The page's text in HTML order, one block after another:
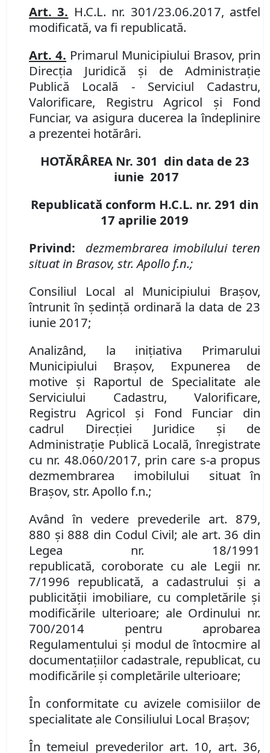
Art. 3. H.C.L. nr. 301/23.06.2017, astfel
modificată, va fi republicată.
Art. 4. Primarul Municipiului Brasov, prin
Direcţia Juridică şi de Administraţie
Publică Locală - Serviciul Cadastru,
Valorificare, Registru Agricol şi Fond
Funciar, va asigura ducerea la îndeplinire
a prezentei hotărâri.
HOTĂRÂREA Nr. 301 din data de 23
iunie 2017
Republicată conform H.C.L. nr. 291 din
17 aprilie 2019
Privind: dezmembrarea imobilului teren
situat in Brasov, str. Apollo f.n.;
Consiliul Local al Municipiului Braşov,
întrunit în şedinţă ordinară la data de 23
iunie 2017;
Analizând, la iniţiativa Primarului
Municipiului Braşov, Expunerea de
motive şi Raportul de Specialitate ale
Serviciului Cadastru, Valorificare,
Registru Agricol şi Fond Funciar din
cadrul Direcţiei Juridice şi de
Administraţie Publică Locală, înregistrate
cu nr. 48.060/2017, prin care s-a propus
dezmembrarea imobilului situat în
Braşov, str. Apollo f.n.;
Având în vedere prevederile art. 879,
880 și 888 din Codul Civil; ale art. 36 din
Legea nr. 18/1991
republicată, coroborate cu ale Legii nr.
7/1996 republicată, a cadastrului şi a
publicităţii imobiliare, cu completările şi
modificările ulterioare; ale Ordinului nr.
700/2014 pentru aprobarea
Regulamentului şi modul de întocmire al
documentaţiilor cadastrale, republicat, cu
modificările şi completările ulterioare;
În conformitate cu avizele comisiilor de
specialitate ale Consiliului Local Braşov;
În temeiul prevederilor art. 10, art. 36,